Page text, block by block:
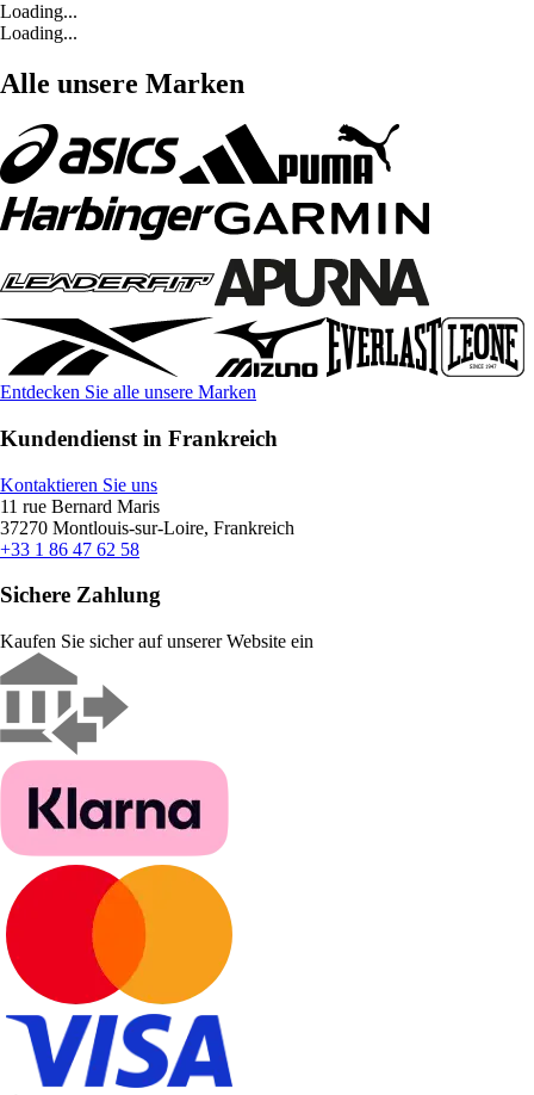
Loading...
Loading...
Alle unsere Marken
Entdecken Sie alle unsere Marken
Kundendienst in Frankreich
Kontaktieren Sie uns
11 rue Bernard Maris
37270 Montlouis-sur-Loire, Frankreich
+33 1 86 47 62 58
Sichere Zahlung
Kaufen Sie sicher auf unserer Website ein